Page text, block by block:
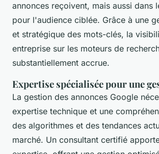
annonces reçoivent, mais aussi dans
pour l'audience ciblée. Grâce à une
et stratégique des mots-clés, la
entreprise sur les moteurs de
substantiellement accrue.
Expertise spécialisée pour une
La gestion des annonces Google
expertise technique et une
des algorithmes et des tendances
marché. Un consultant certifié